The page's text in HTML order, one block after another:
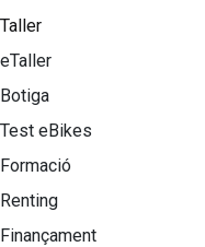
Taller
eTaller
Botiga
Test eBikes
Formació
Renting
Finançament